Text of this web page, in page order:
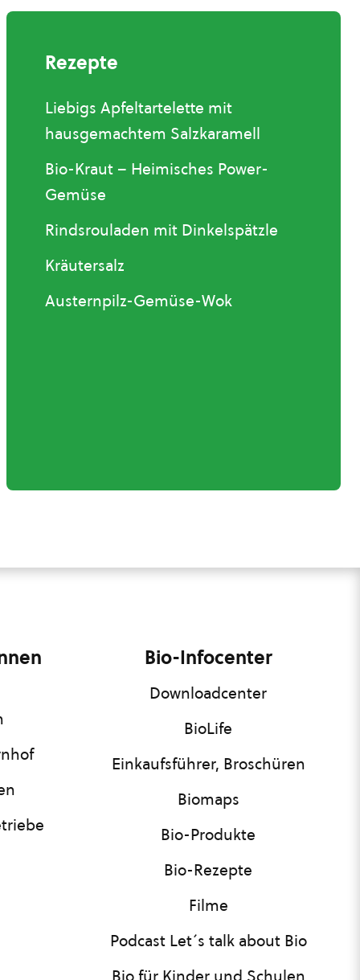
Rezepte
Liebigs Apfeltartelette mit
hausgemachtem Salzkaramell
Bio-Kraut – Heimisches Power-
Gemüse
Rindsrouladen mit Dinkelspätzle
Kräutersalz
Austernpilz-Gemüse-Wok
Bio-Infocenter
Downloadcenter
BioLife
Einkaufsführer, Broschüren
Biomaps
Bio-Produkte
Bio-Rezepte
Filme
Podcast Let´s talk about Bio
Bio für Kinder und Schulen